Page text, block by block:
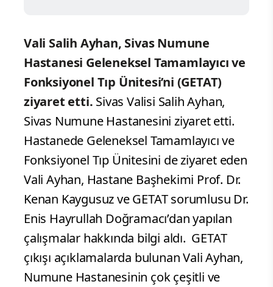
Vali Salih Ayhan, Sivas Numune
Hastanesi Geleneksel Tamamlayıcı ve
Fonksiyonel Tıp Ünitesi’ni (GETAT)
ziyaret etti. Sivas Valisi Salih Ayhan,
Sivas Numune Hastanesini ziyaret etti.
Hastanede Geleneksel Tamamlayıcı ve
Fonksiyonel Tıp Ünitesini de ziyaret eden
Vali Ayhan, Hastane Başhekimi Prof. Dr.
Kenan Kaygusuz ve GETAT sorumlusu Dr.
Enis Hayrullah Doğramacı’dan yapılan
çalışmalar hakkında bilgi aldı. GETAT
çıkışı açıklamalarda bulunan Vali Ayhan,
Numune Hastanesinin çok çeşitli ve